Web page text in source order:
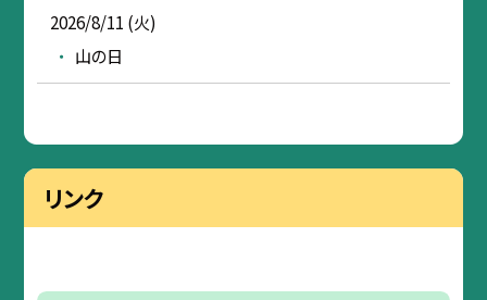
2026/8/11 (火)
山の日
リンク